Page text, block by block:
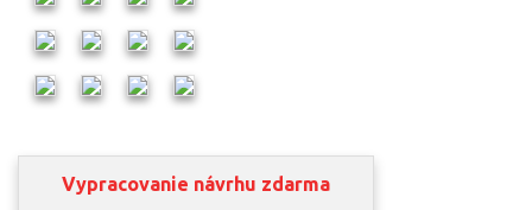
Vypracovanie návrhu zdarma